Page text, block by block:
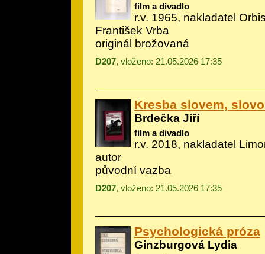
film a divadlo
r.v. 1965, nakladatel
František Vrba
originál brožovaná
D207, vloženo: 21.05.2026 17:35
Kresba slovem,
Brdečka Jiří
film a divadlo
r.v. 2018, nakladatel
autor
původní vazba
D207, vloženo: 21.05.2026 17:35
Psychologická próza
Ginzburgová Lydia